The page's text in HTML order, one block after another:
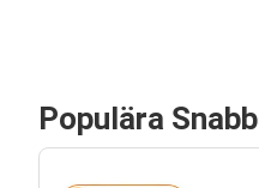
Populära